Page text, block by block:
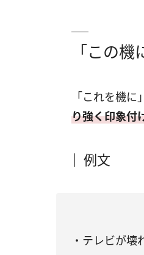
「この機
「これを機に
り強く印象付
例文
・テレビが壊